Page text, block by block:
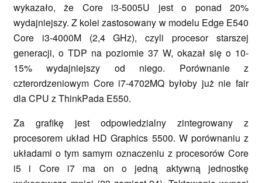
wykazało, że Core i3-5005U jest o ponad 20%
wydajniejszy. Z kolei zastosowany w modelu Edge E540
Core i3-4000M (2,4 GHz), czyli procesor starszej
generacji, o TDP na poziomie 37 W, okazał się o 10-
15% wydajniejszy od niego. Porównanie z
czterordzeniowym Core i7-4702MQ byłoby już nie fair
dla CPU z ThinkPada E550.
Za grafikę jest odpowiedzialny zintegrowany z
procesorem układ HD Graphics 5500. W porównaniu z
układami o tym samym oznaczeniu z procesorów Core
i5 i Core i7 ma on o jedną aktywną jednostkę